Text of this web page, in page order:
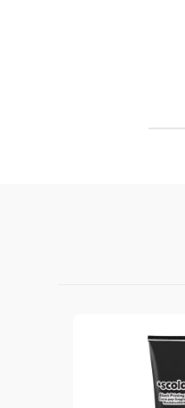
VERSAMAGIC -
Тебеширено
BRILLIANCE -